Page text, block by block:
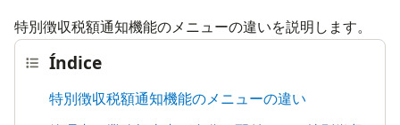
特別徴収税額通知機能のメニューの違いを説明します。
Índice
特別徴収税額通知機能のメニューの違い